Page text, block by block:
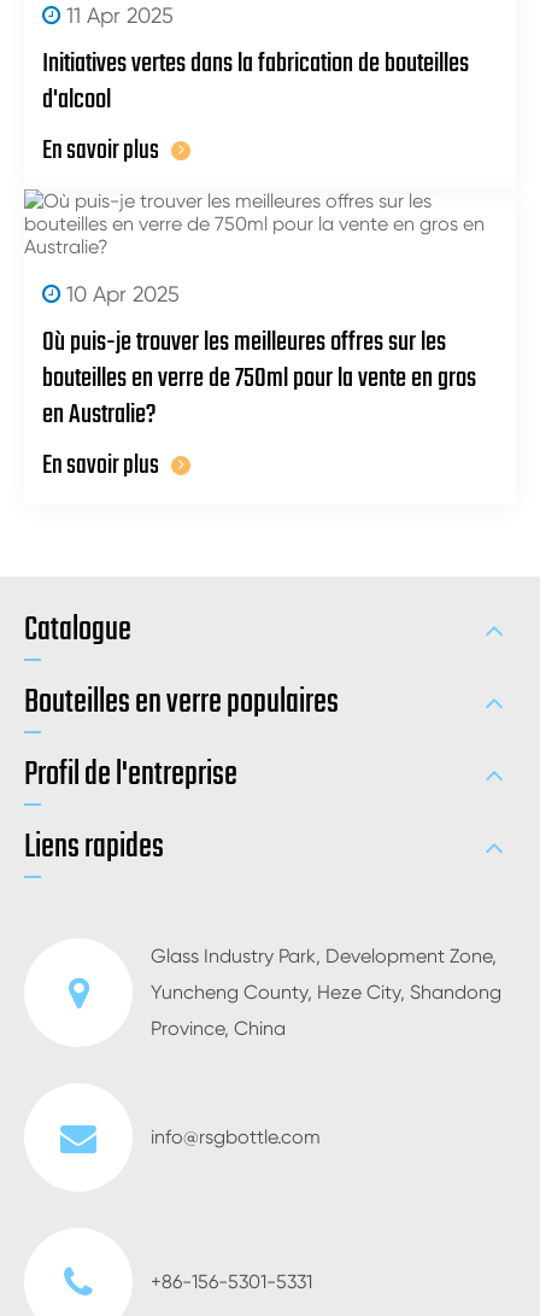
11 Apr 2025
Initiatives vertes dans la fabrication de bouteilles
d'alcool
En savoir plus
10 Apr 2025
Où puis-je trouver les meilleures offres sur les
bouteilles en verre de 750ml pour la vente en gros
en Australie?
En savoir plus
Catalogue
Bouteilles en verre populaires
Profil de l'entreprise
Liens rapides
Glass Industry Park, Development Zone,
Yuncheng County, Heze City, Shandong
Province, China
info@rsgbottle.com
+86-156-5301-5331